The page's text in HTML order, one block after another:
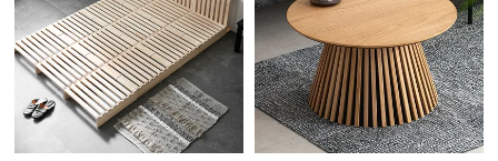
フレーム内部にマットレスを落とし込む構造なの
で、マットレスがズレにくく安定感のある寝心地で
す。